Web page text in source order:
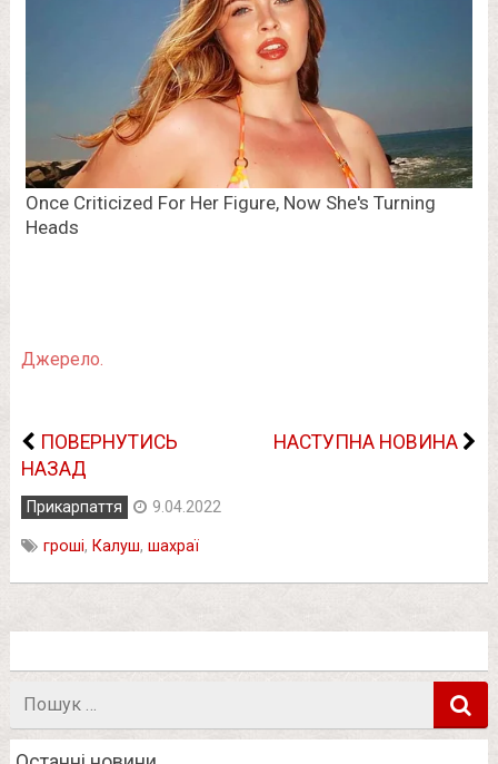
Джерело.
ПОВЕРНУТИСЬ
НАЗАД
НАСТУПНА НОВИНА
Прикарпаття 9.04.2022
гроші, Калуш, шахраї